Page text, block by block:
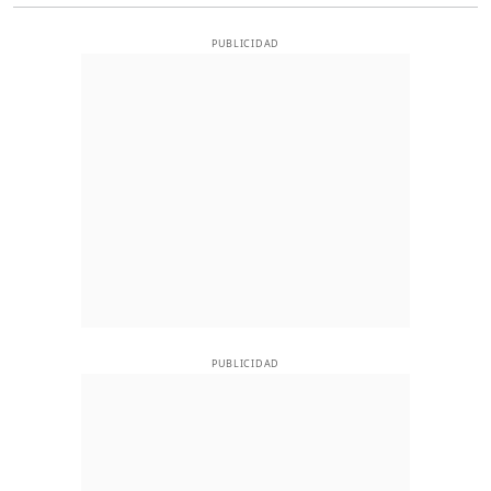
PUBLICIDAD
PUBLICIDAD